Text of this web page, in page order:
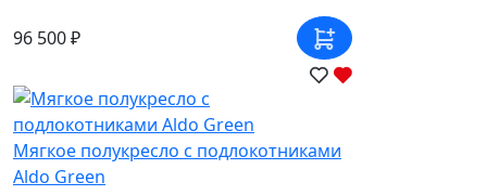
96 500 ₽
Мягкое полукресло с подлокотниками
Aldo Green